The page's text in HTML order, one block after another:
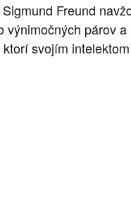
Freund
párov
svojím